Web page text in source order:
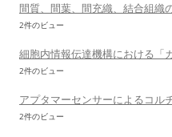
間質、間葉、間充織、結合組織
2件のビュー
細胞内情報伝達機構における「
2件のビュー
アプタマーセンサーによるコル
2件のビュー